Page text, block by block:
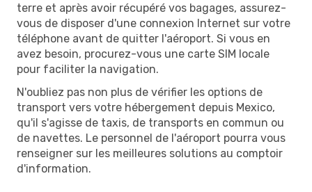
terre et après avoir récupéré vos bagages, assurez-
vous de disposer d'une connexion Internet sur votre
téléphone avant de quitter l'aéroport. Si vous en
avez besoin, procurez-vous une carte SIM locale
pour faciliter la navigation.
N'oubliez pas non plus de vérifier les options de
transport vers votre hébergement depuis Mexico,
qu'il s'agisse de taxis, de transports en commun ou
de navettes. Le personnel de l'aéroport pourra vous
renseigner sur les meilleures solutions au comptoir
d'information.